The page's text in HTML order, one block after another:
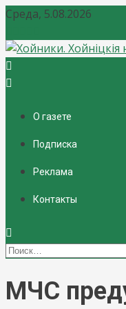
Среда, 5.08.2026
Хойники. Хойнiцкiя
О газете
Подписка
Реклама
Контакты
Найти:
МЧС